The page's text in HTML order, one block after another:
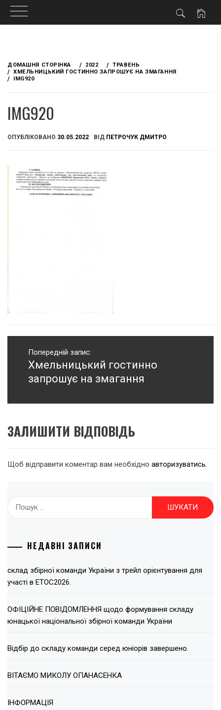
content
ДОМАШНЯ СТОРІНКА 2022
ТРАВЕНЬ
ХМЕЛЬНИЦЬКИЙ ГОСТИННО ЗАПРОШУЄ НА ЗМАГАННЯ
IMG920
IMG920
ОПУБЛІКОВАНО 30.05.2022 ВІД ПЕТРОЧУК ДМИТРО
Навігація
записів
Попередній запис:
Попередній
запис:
Хмельницький гостинно
запрошує на змагання
ЗАЛИШИТИ ВІДПОВІДЬ
Щоб відправити коментар вам необхідно авторизуватись.
НЕДАВНІ ЗАПИСИ
склад збірної команди України з трейл орієнтування для
участі в ЕТОС2026.
ОФІЦІЙНЕ ПОВІДОМЛЕННЯ щодо формування складу
юнацької національної збірної команди України
Відбір до складу команди серед юніорів завершено.
ВІТАЄМО МИКОЛУ ОПАНАСЕНКА
ІНФОРМАЦІЯ